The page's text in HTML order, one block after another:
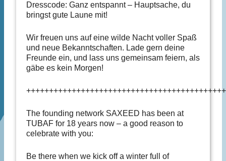
Dresscode: Ganz entspannt – Hauptsache, du
bringst gute Laune mit!
Wir freuen uns auf eine wilde Nacht voller Spaß
und neue Bekanntschaften. Lade gern deine
Freunde ein, und lass uns gemeinsam feiern, als
gäbe es kein Morgen!
The founding network SAXEED has been at
TUBAF for 18 years now – a good reason to
celebrate with you:
Be there when we kick off a winter full of